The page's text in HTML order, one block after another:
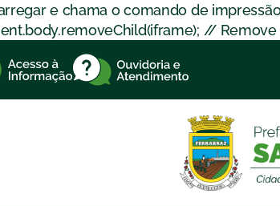
e chama o comando de
// Remove